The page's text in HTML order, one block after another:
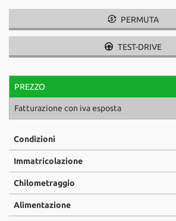
PERMUTA
TEST-DRIVE
PREZZO
Fatturazione con iva esposta
Condizioni
Immatricolazione
Chilometraggio
Alimentazione
modificare
in
Cookie necessari
Cookie delle preferenze